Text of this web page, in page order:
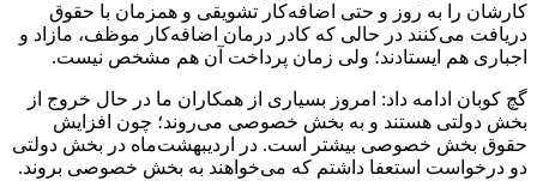
کارشان را به‌ روز و حتی اضافه‌کار تشویقی و همزمان با حقوق
دریافت می‌کنند در حالی که کادر درمان اضافه‌کار موظف، مازاد و
اجباری هم ایستادند؛ ولی زمان پرداخت آن هم مشخص نیست.
گچ کوبان ادامه داد: امروز بسیاری از همکاران ما در حال خروج از
بخش دولتی هستند و به بخش خصوصی می‌روند؛ چون افزایش
حقوق بخش خصوصی بیشتر است. در اردیبهشت‌ماه در بخش دولتی
دو درخواست استعفا داشتم که‌ می‌خواهند به بخش خصوصی بروند.